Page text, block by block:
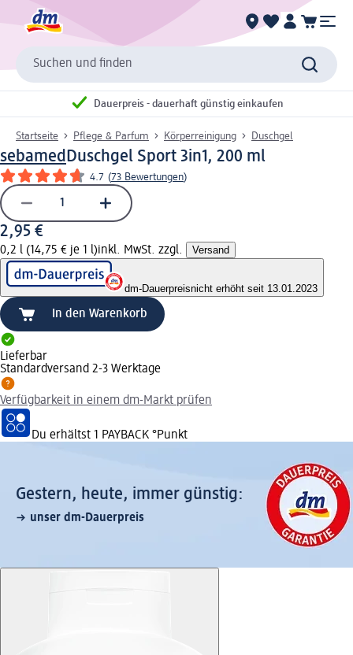
Suchen und finden
Dauerpreis - dauerhaft günstig einkaufen
Startseite Pflege & Parfum Körperreinigung Duschgel
sebamedDuschgel Sport 3in1, 200 ml
4.7 (73 Bewertungen)
2,95 €
0,2 l (14,75 € je 1 l)inkl. MwSt. zzgl. Versand
dm-Dauerpreisnicht erhöht seit 13.01.2023
In den Warenkorb
Lieferbar
Standardversand 2-3 Werktage
Verfügbarkeit in einem dm-Markt prüfen
Du erhältst 1 PAYBACK °Punkt
Gestern, heute, immer günstig:
unser dm-Dauerpreis